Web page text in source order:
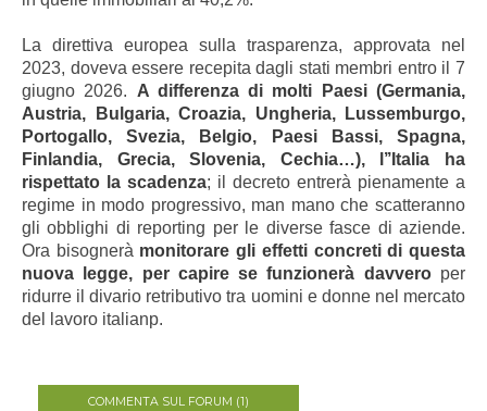
La direttiva europea sulla trasparenza, approvata nel
2023, doveva essere recepita dagli stati membri entro il 7
giugno 2026. A differenza di molti Paesi (Germania,
Austria, Bulgaria, Croazia, Ungheria, Lussemburgo,
Portogallo, Svezia, Belgio, Paesi Bassi, Spagna,
Finlandia, Grecia, Slovenia, Cechia…), l’’Italia ha
rispettato la scadenza; il decreto entrerà pienamente a
regime in modo progressivo, man mano che scatteranno
gli obblighi di reporting per le diverse fasce di aziende.
Ora bisognerà monitorare gli effetti concreti di questa
nuova legge, per capire se funzionerà davvero per
ridurre il divario retributivo tra uomini e donne nel mercato
del lavoro italianp.
COMMENTA SUL FORUM (1)